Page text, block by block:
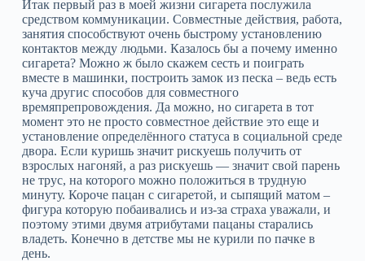
Итак первый раз в моей жизни сигарета послужила
средством коммуникации. Совместные действия, работа,
занятия способствуют очень быстрому установлению
контактов между людьми. Казалось бы а почему именно
сигарета? Можно ж было скажем сесть и поиграть
вместе в машинки, построить замок из песка – ведь есть
куча другис способов для совместного
времяпрепровождения. Да можно, но сигарета в тот
момент это не просто совместное действие это еще и
установление определённого статуса в социальной среде
двора. Если куришь значит рискуешь получить от
взрослых нагоняй, а раз рискуешь — значит свой парень
не трус, на которого можно положиться в трудную
минуту. Короче пацан с сигаретой, и сыпящий матом –
фигура которую побаивались и из-за страха уважали, и
поэтому этими двумя атрибутами пацаны старались
владеть. Конечно в детстве мы не курили по пачке в
день.